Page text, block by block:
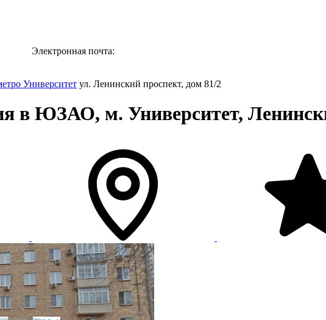
Электронная почта:
Университет ул. Ленинский проспект, дом 81/2
в ЮЗАО, м. Университет,